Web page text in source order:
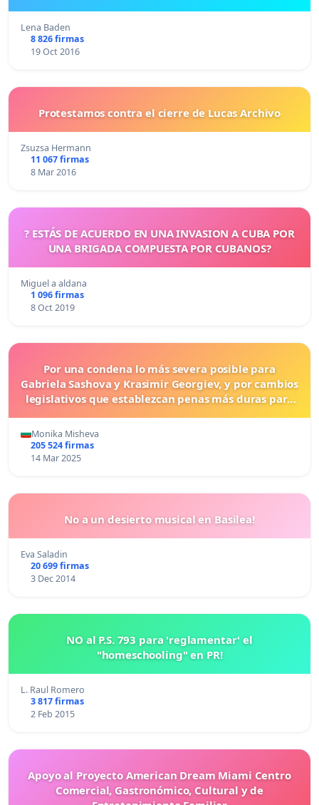
Lena Baden
8 826 firmas
19 Oct 2016
Protestamos contra el cierre de Lucas Archivo
Zsuzsa Hermann
11 067 firmas
8 Mar 2016
? ESTÁS DE ACUERDO EN UNA INVASION A CUBA POR
UNA BRIGADA COMPUESTA POR CUBANOS?
Miguel a aldana
1 096 firmas
8 Oct 2019
Por una condena lo más severa posible para
Gabriela Sashova y Krasimir Georgiev, y por cambios
legislativos que establezcan penas más duras para
Monika Misheva
205 524 firmas
14 Mar 2025
No a un desierto musical en Basilea!
Eva Saladin
20 699 firmas
3 Dec 2014
NO al P.S. 793 para 'reglamentar' el
"homeschooling" en PR!
L. Raul Romero
3 817 firmas
2 Feb 2015
Apoyo al Proyecto American Dream Miami Centro
Comercial, Gastronómico, Cultural y de